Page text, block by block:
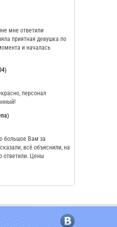
мне ответили
приятная девушка по
и началась
персонал
большое Вам за
всё объяснили, на
ответили. Цены